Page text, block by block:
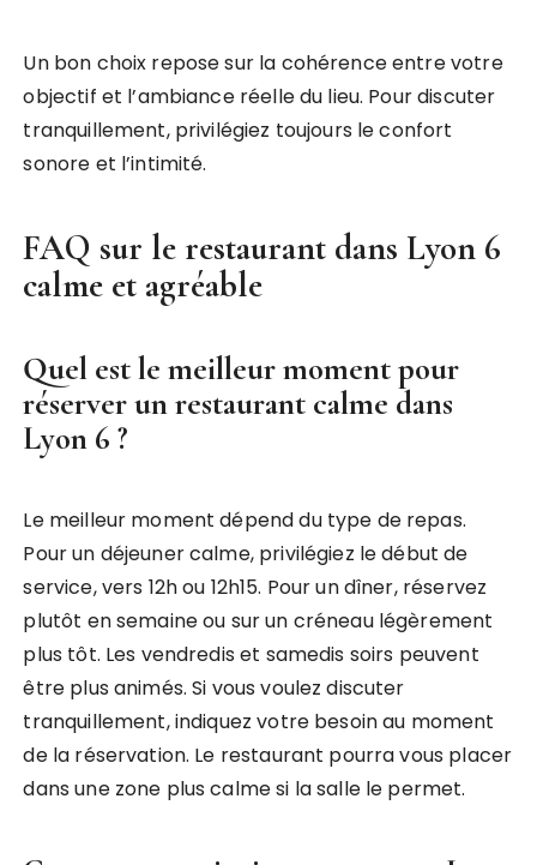
Un bon choix repose sur la cohérence entre votre
objectif et l’ambiance réelle du lieu. Pour discuter
tranquillement, privilégiez toujours le confort
sonore et l’intimité.
FAQ sur lerestaurant dans Lyon 6
calme et agréable
Quel est le meilleur moment pour
réserver un restaurant calme dans
Lyon 6 ?
Le meilleur moment dépend du type de repas.
Pour un déjeuner calme, privilégiez le début de
service, vers 12h ou 12h15. Pour un dîner, réservez
plutôt en semaine ou sur un créneau légèrement
plus tôt. Les vendredis et samedis soirs peuvent
être plus animés. Si vous voulez discuter
tranquillement, indiquez votre besoin au moment
de la réservation. Le restaurant pourra vous placer
dans une zone plus calme si la salle le permet.